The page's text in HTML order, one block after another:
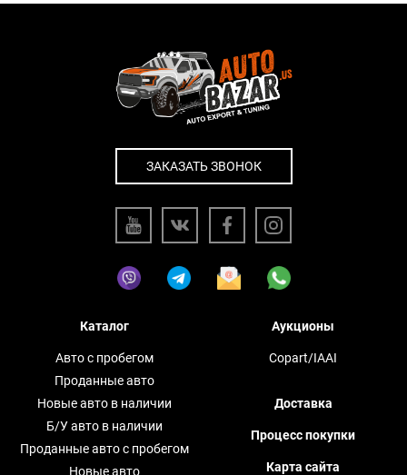
ЗАКАЗАТЬ ЗВОНОК
Каталог
Авто с пробегом
Проданные авто
Новые авто в наличии
Б/У авто в наличии
Проданные авто с пробегом
Новые авто
Аукционы
Copart/IAAI
Доставка
Процесс покупки
Карта сайта